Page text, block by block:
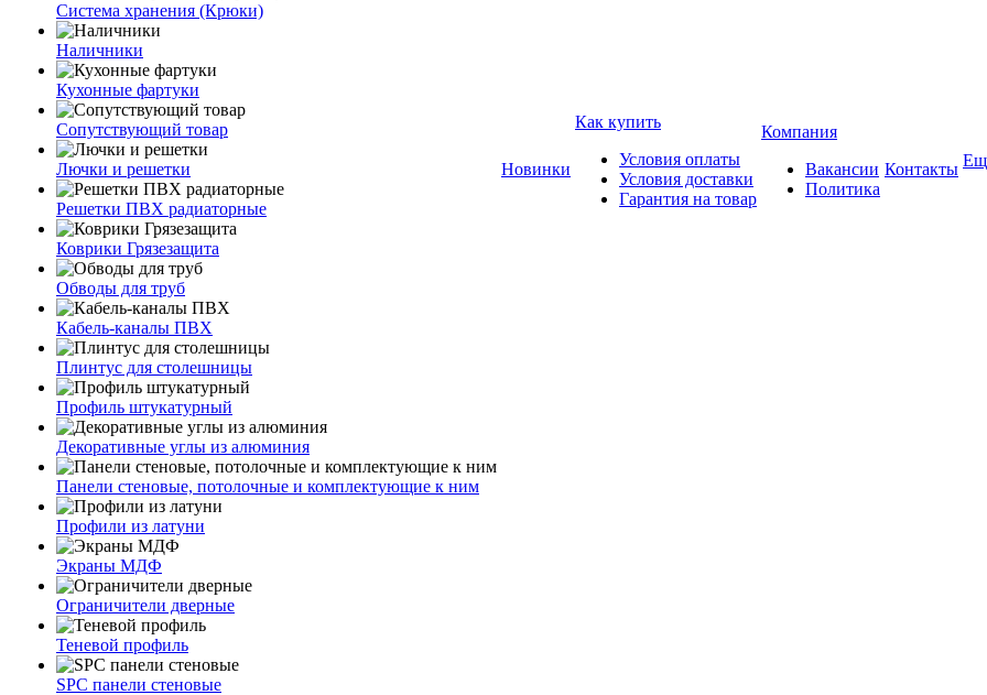
Система хранения (Крюки)
Наличники
Кухонные фартуки
Сопутствующий товар
Лючки и решетки
Решетки ПВХ радиаторные
Коврики Грязезащита
Обводы для труб
Кабель-каналы ПВХ
Плинтус для столешницы
Профиль штукатурный
Декоративные углы из алюминия
Панели стеновые, потолочные и комплектующие к ним
Профили из латуни
Экраны МДФ
Ограничители дверные
Теневой профиль
SPC панели стеновые
Новинки
Как купить
Условия оплаты
Условия доставки
Гарантия на товар
Компания
Вакансии
Политика
Контакты